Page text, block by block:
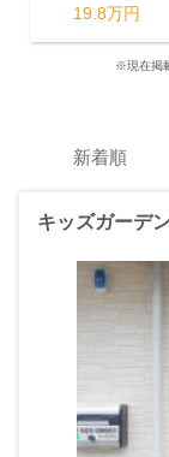
19.8万円
※現在掲
新着順
キッズガーデ